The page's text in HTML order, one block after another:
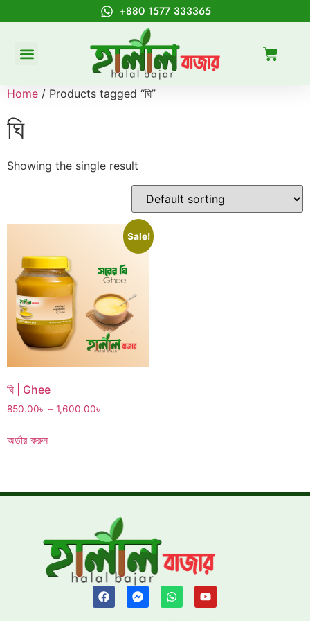
+880 1577 333365
Home / Products tagged “ঘি”
ঘি
Showing the single result
Sale!
ঘি | Ghee
850.00৳ – 1,600.00৳
অর্ডার করুন